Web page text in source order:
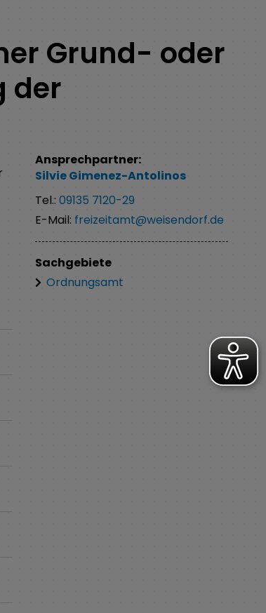
Grund- oder
der
Ansprechpartner:
SilvieGimenez-Antolinos
Tel.:09135 7120-29
E-Mail: freizeitamt@weisendorf.de
Sachgebiete
Ordnungsamt